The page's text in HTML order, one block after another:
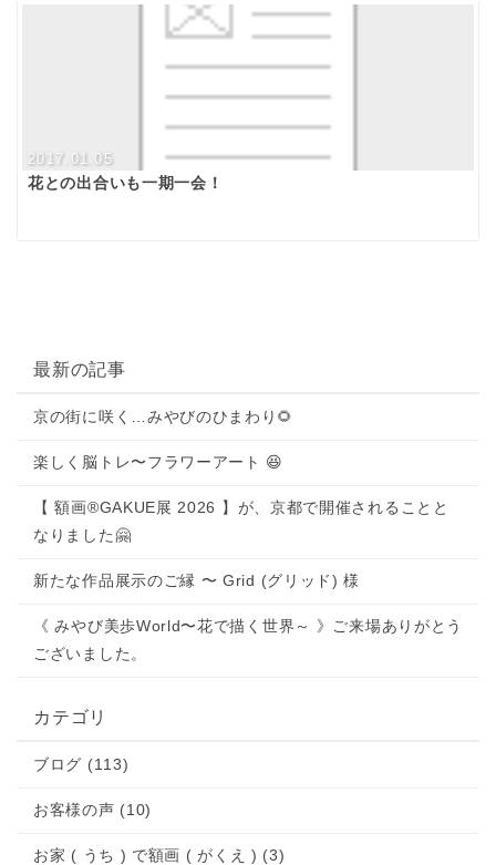
2017.01.05
花との出合いも一期一会！
最新の記事
京の街に咲く…みやびのひまわり🌻
楽しく脳トレ〜フラワーアート 😆
【 額画®GAKUE展 2026 】が、京都で開催されることと
なりました🤗
新たな作品展示のご縁 〜 Grid (グリッド) 様
《 みやび美歩World〜花で描く世界～ 》ご来場ありがとう
ございました。
カテゴリ
ブログ (113)
お客様の声 (10)
お家 ( うち ) で額画 ( がくえ ) (3)